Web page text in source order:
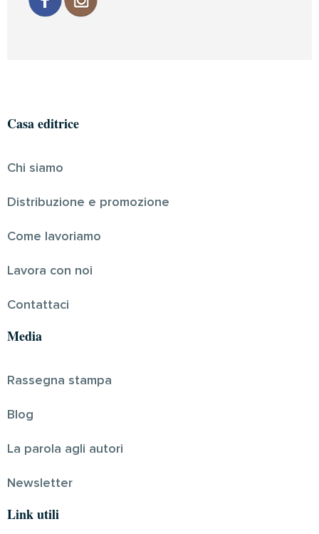
Casa editrice
Chi siamo
Distribuzione e promozione
Come lavoriamo
Lavora con noi
Contattaci
Media
Rassegna stampa
Blog
La parola agli autori
Newsletter
Link utili